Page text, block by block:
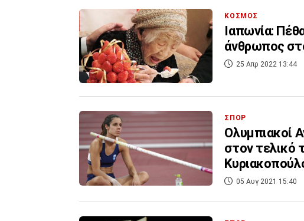
ΚΟΣΜΟΣ
Ιαπωνία:
άνθρωπος
25 Απρ 2022 13:44
ΣΠΟΡ
Ολυμπιακοί
στον τελικό
05 Αυγ 2021 15:40